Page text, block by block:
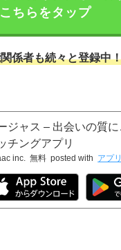
こちらをタップ
係者も続々と登録中
ジャス – 出会いの質
チングアプリ
inc. 無料 posted with アプ